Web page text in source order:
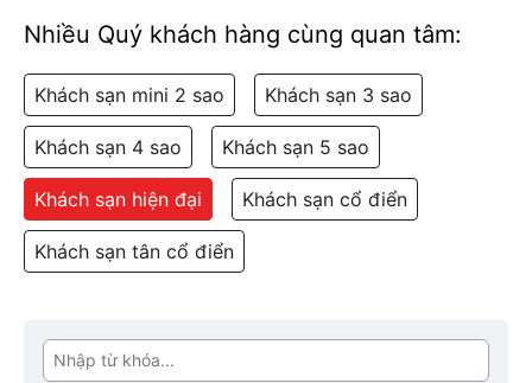
Nhiều Quý khách hàng cùng quan tâm:
Khách sạn mini 2 sao Khách sạn 3 sao
Khách sạn 4 sao Khách sạn 5 sao
Khách sạn hiện đại Khách sạn cổ điển
Khách sạn tân cổ điển
Tìm